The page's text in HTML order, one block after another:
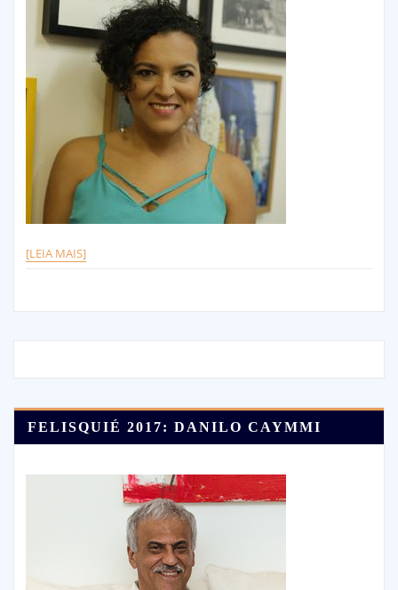
[LEIA MAIS]
FELISQUIÉ 2017: DANILO CAYMMI